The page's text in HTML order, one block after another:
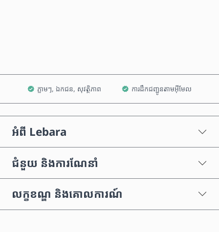
ភ្លាមៗ, ឯកជន, សុវត្ថិភាព ការដឹកជញ្ជូនតាមអ៊ីមែល
អំពី Lebara
ជំនួយ និងការណែនាំ
លក្ខខណ្ឌ និងគោលការណ៍